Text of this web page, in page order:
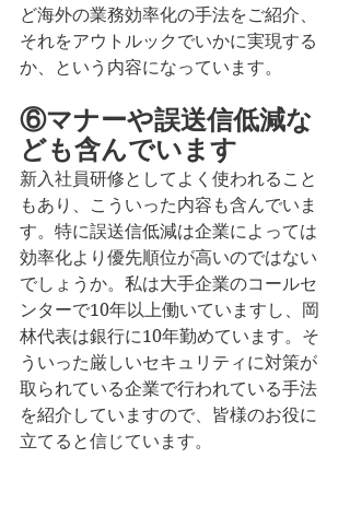
ど海外の業務効率化の手法をご紹介、
それをアウトルックでいかに実現する
か、という内容になっています。
⑥マナーや誤送信低減な
ども含んでいます
新入社員研修としてよく使われること
もあり、こういった内容も含んでいま
す。特に誤送信低減は企業によっては
効率化より優先順位が高いのではない
でしょうか。私は大手企業のコールセ
ンターで10年以上働いていますし、岡
林代表は銀行に10年勤めています。そ
ういった厳しいセキュリティに対策が
取られている企業で行われている手法
を紹介していますので、皆様のお役に
立てると信じています。